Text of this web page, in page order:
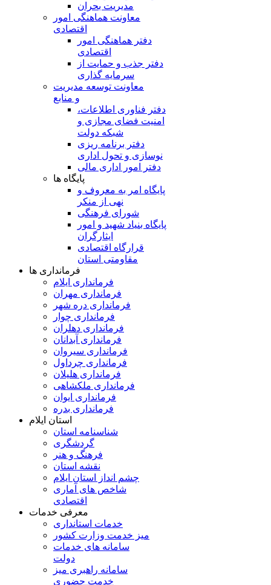
مدیریت بحران
معاونت هماهنگی امور
اقتصادی
دفتر هماهنگی امور
اقتصادی
دفتر جذب و حمایت از
سرمایه گذاری
معاونت توسعه مدیریت
و منابع
دفتر فناوری اطلاعات،
امنیت فضای مجازی و
شبکه دولت
دفتر برنامه ریزی
نوسازی و تحول اداری
دفتر امور اداری مالی
پایگاه ها
پایگاه امر به معروف و
نهی از منکر
شورای فرهنگی
پایگاه بنیاد شهید و امور
ایثارگران
قرارگاه اقتصادی
مقاومتی استان
فرمانداری ها
فرمانداری ایلام
فرمانداری مهران
فرمانداری دره شهر
فرمانداری چوار
فرمانداری دهلران
فرمانداری آبدانان
فرمانداری سیروان
فرمانداری چرداول
فرمانداری هلیلان
فرمانداری ملکشاهی
فرمانداری ایوان
فرمانداری بدره
استان ایلام
شناسنامه استان
گردشگری
فرهنگ و هنر
نقشه استان
چشم انداز استان ایلام
شاخص های آماری
اقتصادی
معرفی خدمات
خدمات استانداری
میز خدمت وزارت کشور
سامانه های خدمات
دولت
سامانه راهبری میز
خدمت حضوری